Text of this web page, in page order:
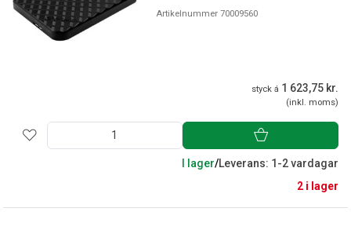
Artikelnummer 70009560
styck á 1 623,75 kr.
(inkl. moms)
I lager/Leverans: 1-2 vardagar
2 i lager